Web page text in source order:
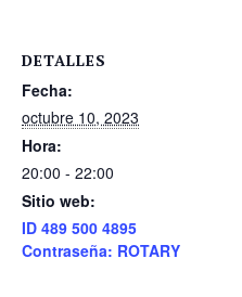
DETALLES
Fecha:
octubre 10, 2023
Hora:
20:00 - 22:00
Sitio web:
ID 489 500 4895
Contraseña: ROTARY